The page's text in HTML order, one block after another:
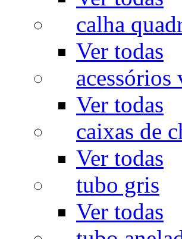
calha
Ver todas
acessórios
Ver todas
caixas de
Ver todas
tubo gris
Ver todas